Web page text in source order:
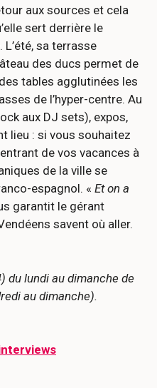
aux sources et cela
sert derrière le
sa terrasse
des ducs permet de
tables agglutinées les
de l’hyper-centre. Au
aux DJ sets), expos,
lieu : si vous souhaitez
de vos vacances à
de la ville se
espagnol. « Et on a
garantit le gérant
savent où aller.
du lundi au dimanche de
au dimanche).